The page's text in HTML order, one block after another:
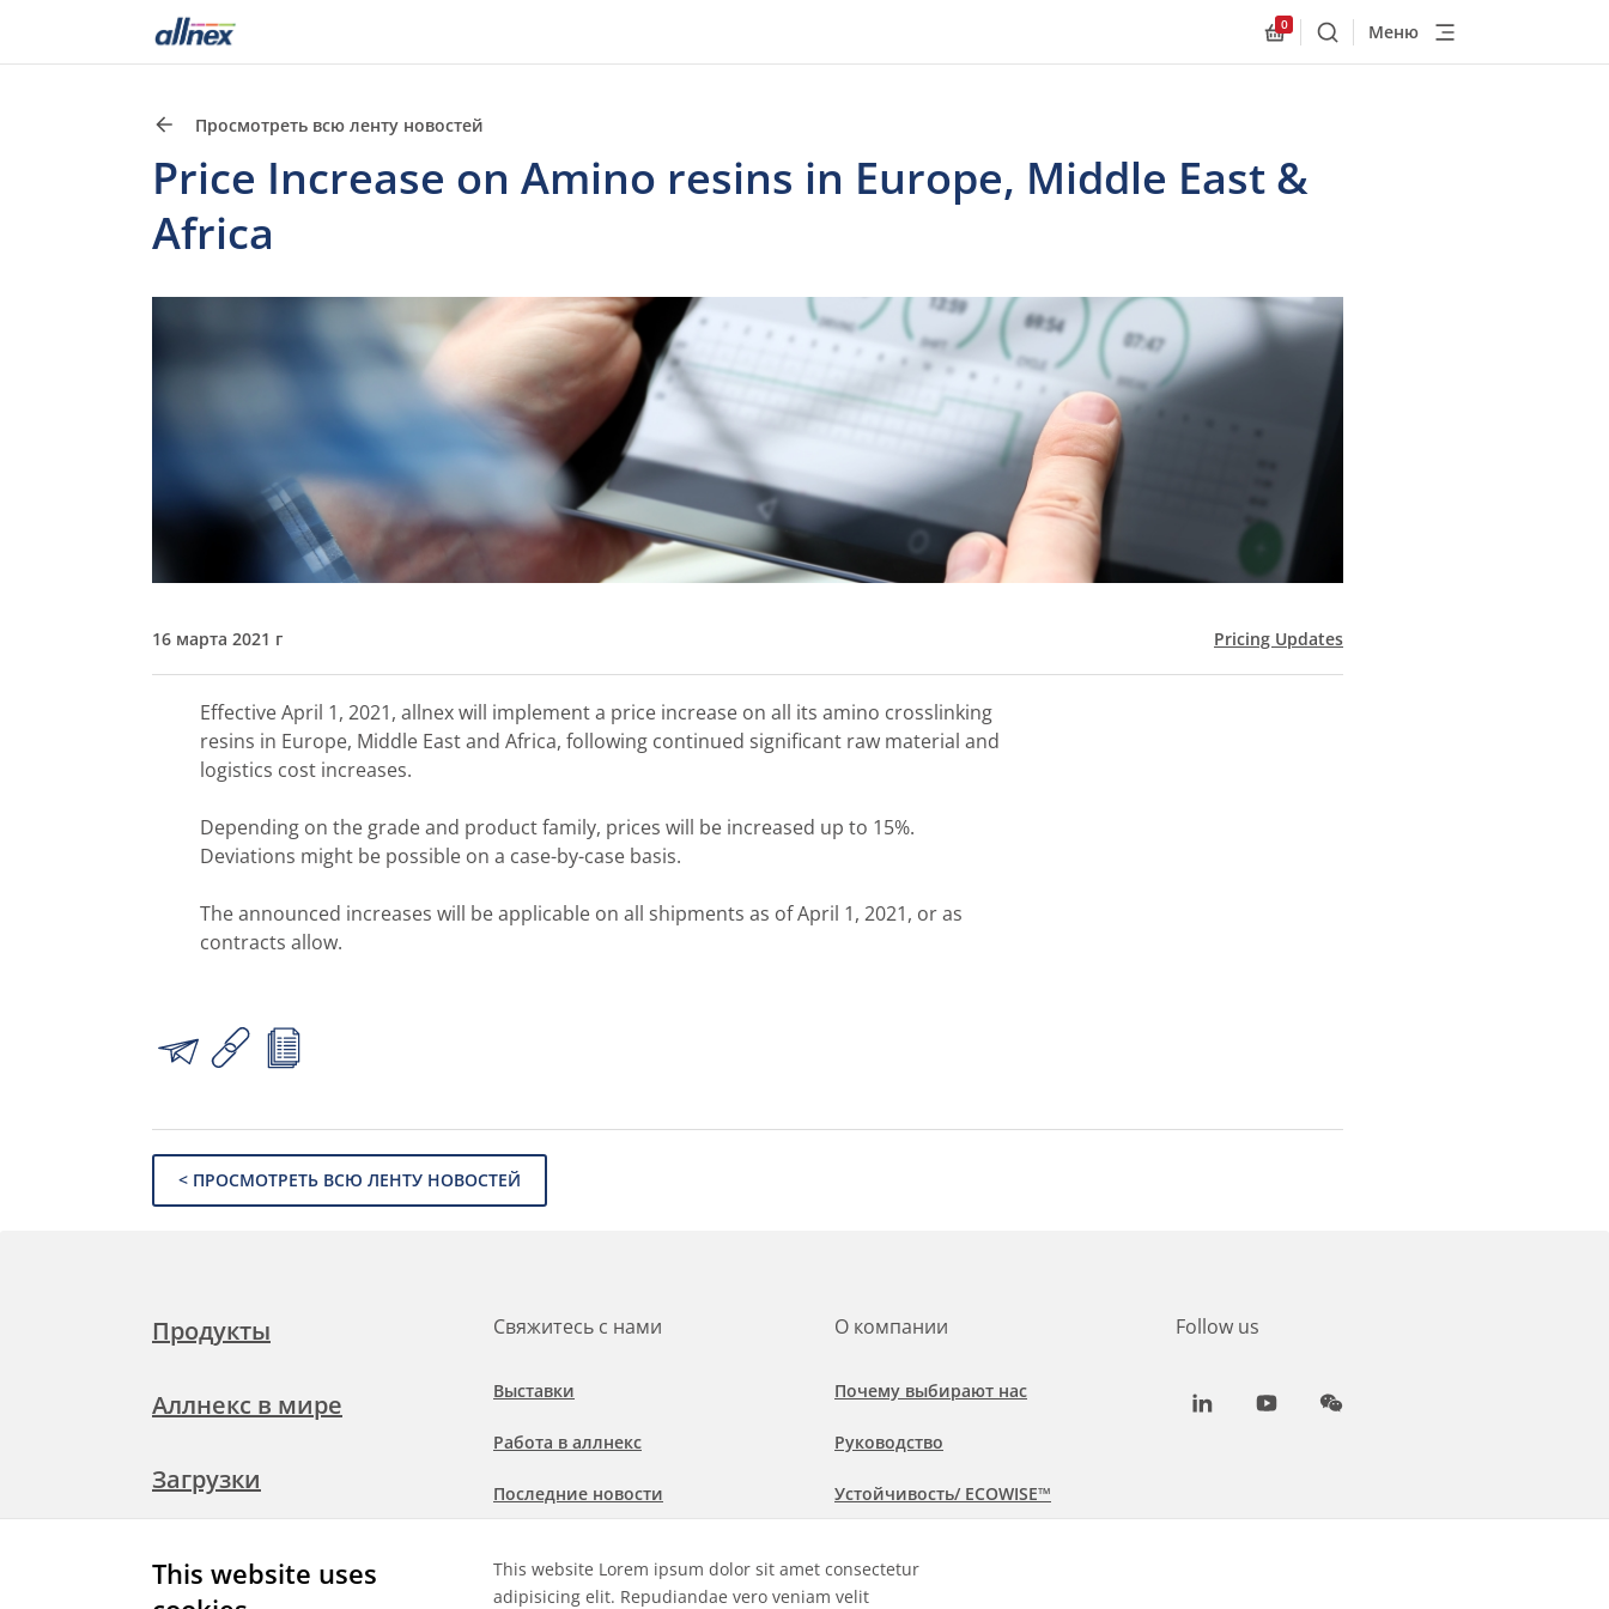
This website uses
This website Lorem ipsum dolor sit amet consectetur
adipisicing elit. Repudiandae vero veniam velit
Allnex.GeneralResources.Cart
0
ПоискМеню
Просмотреть всю ленту новостей
Price Increase on Amino resins in Europe, Middle East &
Africa
16 марта 2021 г Pricing Updates
Effective April 1, 2021, allnex will implement a price increase on all its amino crosslinking
resins in Europe, Middle East and Africa, following continued significant raw material and
logistics cost increases.
Depending on the grade and product family, prices will be increased up to 15%.
Deviations might be possible on a case-by-case basis.
The announced increases will be applicable on all shipments as of April 1, 2021, or as
contracts allow.
< ПРОСМОТРЕТЬ ВСЮ ЛЕНТУ НОВОСТЕЙ
Продукты
Аллнекс в мире
Загрузки
Свяжитесь с нами
Выставки
Работа в аллнекс
Последние новости
применения
О компании
Почему выбирают нас
Руководство
Устойчивость/ ECOWISE™
Follow us
LinkedInYoutubeWeChat